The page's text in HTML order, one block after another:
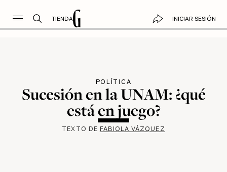
TIENDA INICIAR SESIÓN
POLÍTICA
Sucesión en la UNAM: ¿qué
está en juego?
TEXTO DE FABIOLA VÁZQUEZ